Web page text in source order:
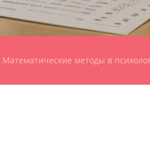
Математические методы в